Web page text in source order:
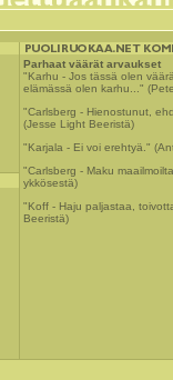
Parhaat väärät arvaukset
"Karhu - Jos tässä olen
elämässä olen karhu..."
"Carlsberg - Hienostunut,
(Jesse Light Beeristä)
"Karjala - Ei voi erehtyä."
"Carlsberg - Maku
ykkösestä)
"Koff - Haju paljastaa,
Beeristä)